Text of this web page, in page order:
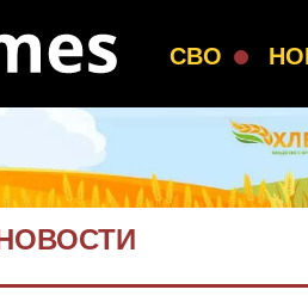
СВО